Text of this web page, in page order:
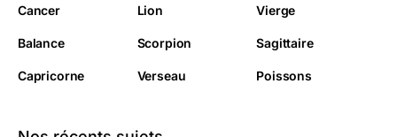
Cancer Lion Vierge
Balance Scorpion Sagittaire
Capricorne Verseau Poissons